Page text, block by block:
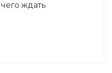
ждать